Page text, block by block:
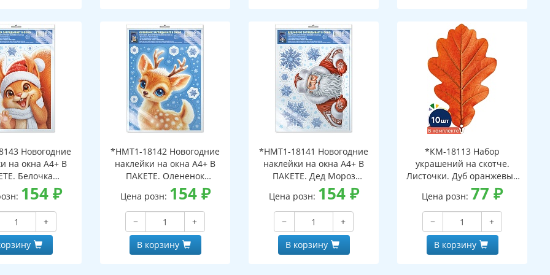
Новогодние
на окна А4+ В
Белочка
в окно (видны
сторон,
в
упаковке,
и клеевым
154₽
+
*НМТ1-18142 Новогодние
наклейки на окна А4+ В
ПАКЕТЕ. Олененок
заглядывает в окно (видны
с обеих сторон,
многоразовые, в
индивидуальной упаковке,
с европодвесом и клеевым
клапаном)
Цена розн: 154₽
−
+
В корзину
*НМТ1-18141 Новогодние
наклейки на окна А4+ В
ПАКЕТЕ. Дед Мороз
заглядывает в окно (видны
с обеих сторон,
многоразовые, в
индивидуальной упаковке,
с европодвесом и клеевым
клапаном)
Цена розн: 154₽
−
+
В корзину
*КМ-18113 Набор
украшений на скотче.
Листочки. Дуб оранжевый
(10 шт. в наборе,
двухсторонняя, ВД-лак)
Цена розн: 77₽
−
+
В корзину